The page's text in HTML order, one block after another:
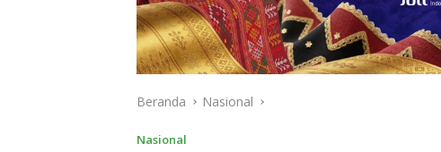
Beranda Nasional
Nasional